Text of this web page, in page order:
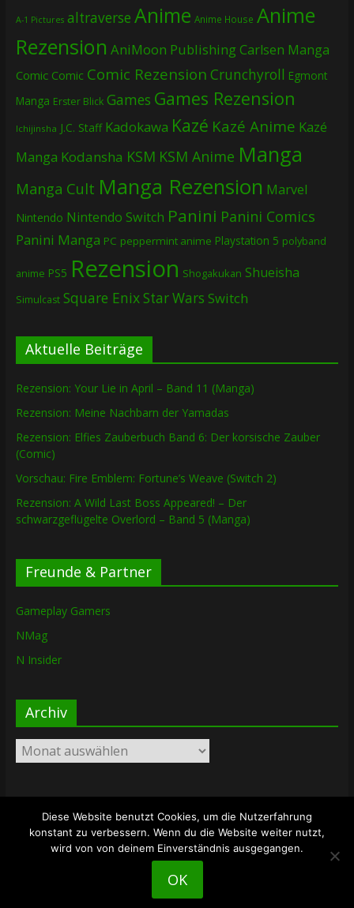
A-1 Pictures altraverse Anime Anime House Anime
Rezension AniMoon PublishingCarlsen Manga
Comic Comic Comic Rezension Crunchyroll Egmont
Manga Erster Blick Games Games Rezension
Ichijinsha J.C. Staff Kadokawa Kazé Kazé Anime Kazé
Manga Kodansha KSM KSM Anime Manga
Manga Cult Manga Rezension Marvel
Nintendo Nintendo Switch Panini Panini Comics
Panini Manga PC peppermint anime Playstation 5 polyband
anime PS5 Rezension Shogakukan Shueisha
Simulcast Square EnixStar Wars Switch
Aktuelle Beiträge
Rezension: Your Lie in April – Band 11 (Manga)
Rezension: Meine Nachbarn der Yamadas
Rezension: Elfies Zauberbuch Band 6: Der korsische Zauber
(Comic)
Vorschau: Fire Emblem: Fortune’s Weave (Switch 2)
Rezension: A Wild Last Boss Appeared! – Der
schwarzgeflügelte Overlord – Band 5 (Manga)
Freunde & Partner
Gameplay Gamers
NMag
N Insider
Archiv
Archiv
Copyright © 2026The Lost Dungeon. Alle Rechte vorbehalten.
Theme: ColorMag vonThemeGrill. Bereitgestellt von
WordPress
Diese Website benutzt Cookies, um die Nutzerfahrung
konstant zu verbessern. Wenn du die Website weiter nutzt,
wird von von deinem Einverständnis ausgegangen.
OK